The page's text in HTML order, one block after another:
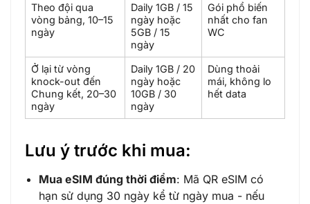
Theo đội qua
vòng bảng, 10–15
ngày
Daily 1GB / 15
ngày hoặc
5GB / 15
ngày
Gói phổ biến
nhất cho fan
WC
Ở lại từ vòng
knock-out đến
Chung kết, 20–30
ngày
Daily 1GB / 20
ngày hoặc
10GB / 30
ngày
Dùng thoải
mái, không lo
hết data
Lưu ý trước khi mua:
Mua eSIM đúng thời điểm: Mã QR eSIM có
hạn sử dụng 30 ngày kể từ ngày mua - nếu